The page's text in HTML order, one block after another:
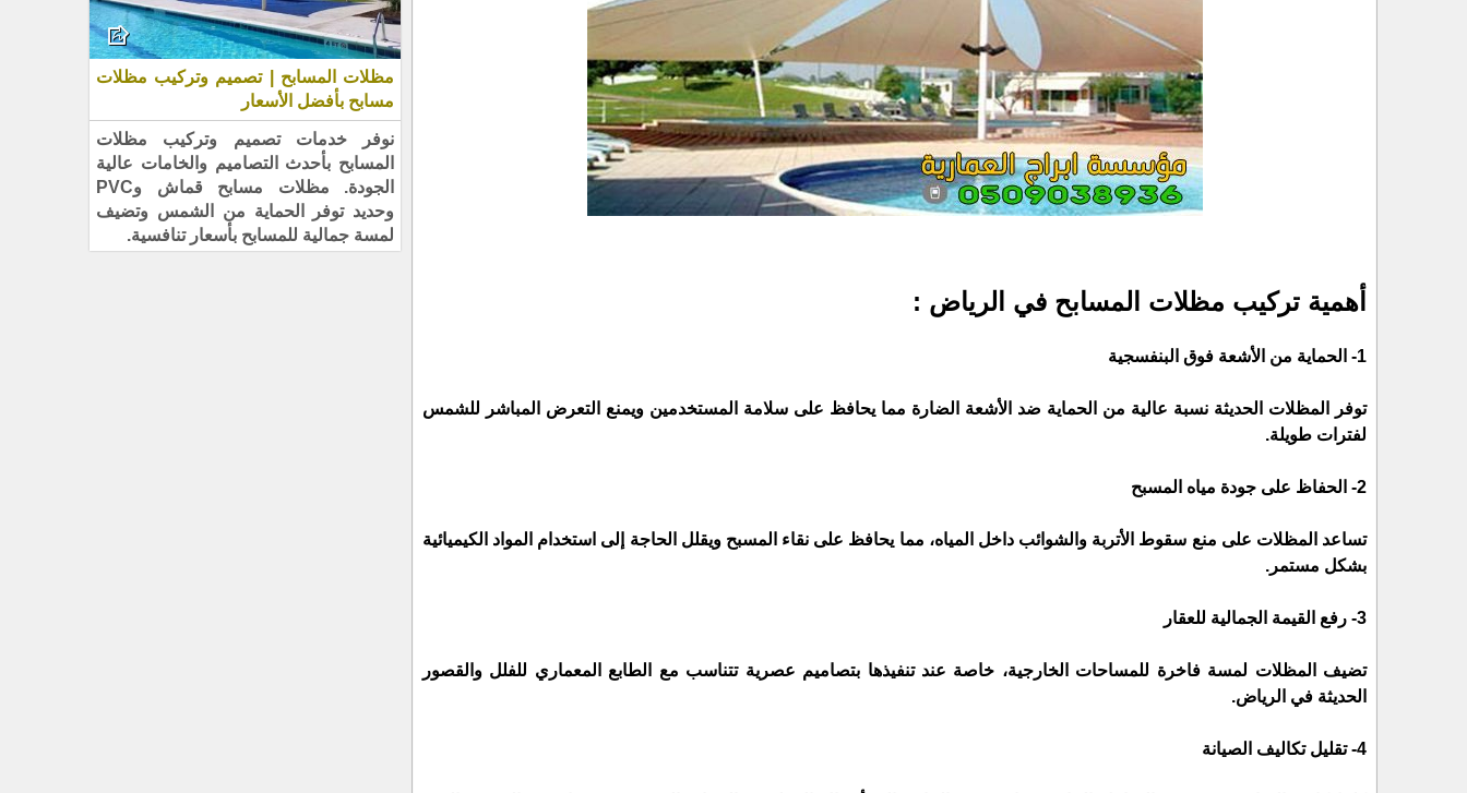
أهمية تركيب مظلات المسابح في الرياض :
1- الحماية من الأشعة فوق البنفسجية
توفر المظلات الحديثة نسبة عالية من الحماية ضد الأشعة الضارة مما يحافظ على سلامة المستخدمين ويمنع التعرض المباشر للشمس
لفترات طويلة.
2- الحفاظ على جودة مياه المسبح
تساعد المظلات على منع سقوط الأتربة والشوائب داخل المياه، مما يحافظ على نقاء المسبح ويقلل الحاجة إلى استخدام المواد الكيميائية
بشكل مستمر.
3- رفع القيمة الجمالية للعقار
تضيف المظلات لمسة فاخرة للمساحات الخارجية، خاصة عند تنفيذها بتصاميم عصرية تتناسب مع الطابع المعماري للفلل والقصور
الحديثة في الرياض.
4- تقليل تكاليف الصيانة
مظلات المسابح | تصميم وتركيب مظلات
مسابح بأفضل الأسعار
نوفر خدمات تصميم وتركيب مظلات
المسابح بأحدث التصاميم والخامات عالية
الجودة. مظلات مسابح قماش وPVC
وحديد توفر الحماية من الشمس وتضيف
لمسة جمالية للمسابح بأسعار تنافسية.